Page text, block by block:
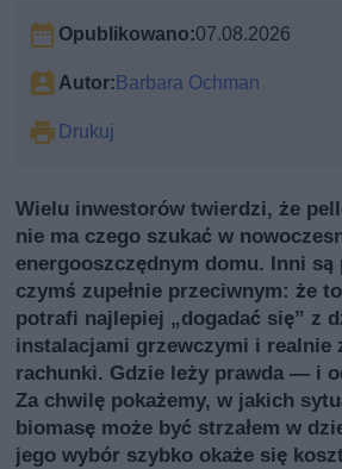
Opublikowano:07.08.2026
Autor:Barbara Ochman
Drukuj
Wielu inwestorów twierdzi, że
nie ma czego szukać w
energooszczędnym domu. Inni są
czymś zupełnie przeciwnym: że
potrafi najlepiej „dogadać się” z
instalacjami grzewczymi i realnie
rachunki. Gdzie leży prawda — i
Za chwilę pokażemy, w jakich
biomasę może być strzałem w
jego wybór szybko okaże się